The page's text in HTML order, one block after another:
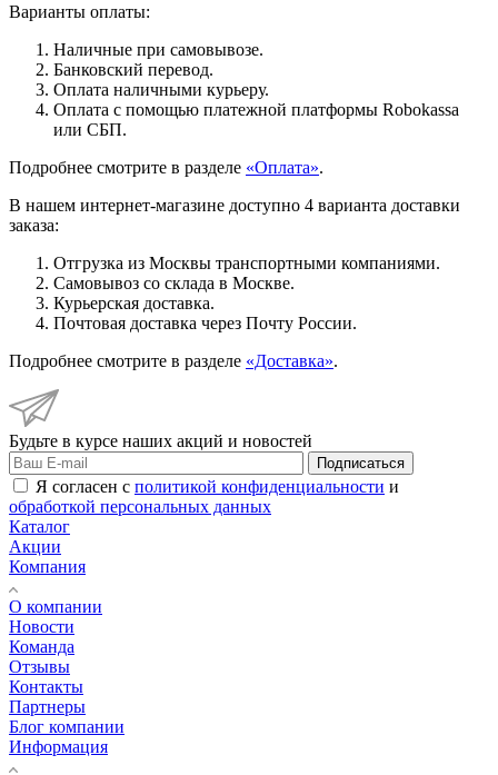
Варианты оплаты:
Наличные при самовывозе.
Банковский перевод.
Оплата наличными курьеру.
Оплата с помощью платежной платформы Robokassa
или СБП.
Подробнее смотрите в разделе «Оплата».
В нашем интернет-магазине доступно 4 варианта доставки
заказа:
Отгрузка из Москвы транспортными компаниями.
Самовывоз со склада в Москве.
Курьерская доставка.
Почтовая доставка через Почту России.
Подробнее смотрите в разделе «Доставка».
Будьте в курсе наших акций и новостей
Подписаться
Я согласен с политикой конфиденциальности и
обработкой персональных данных
Каталог
Акции
Компания
О компании
Новости
Команда
Отзывы
Контакты
Партнеры
Блог компании
Информация